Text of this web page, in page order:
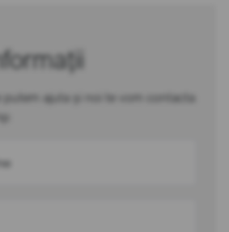
putem ajuta și noi te vom contacta